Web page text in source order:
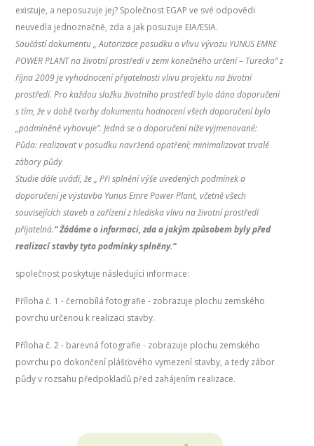
existuje, a neposuzuje jej? Společnost EGAP ve své odpovědi
neuvedla jednoznačně, zda a jak posuzuje EIA/ESIA.
Součástí dokumentu „ Autorizace posudku o vlivu vývozu YUNUS EMRE
POWER PLANT na životní prostředí v zemi konečného určení – Turecko“ z
října 2009 je vyhodnocení přijatelnosti vlivu projektu na životní
prostředí. Pro každou složku životního prostředí bylo dáno doporučení
s tím, že v době tvorby dokumentu hodnocení všech doporučení bylo
„podmíněně vyhovuje“. Jedná se o doporučení níže vyjmenované:
Půda: realizovat v posudku navržená opatření; minimalizovat trvalé
zábory půdy
Studie dále uvádí, že „ Při splnění výše uvedených podmínek a
doporučení je výstavba Yunus Emre Power Plant, včetně všech
souvisejících staveb a zařízení z hlediska vlivu na životní prostředí
přijatelná.“ Žádáme o informaci, zda a jakým způsobem byly před
realizací stavby tyto podmínky splněny.“
společnost poskytuje následující informace:
Příloha č. 1 - černobílá fotografie - zobrazuje plochu zemského
povrchu určenou k realizaci stavby.
Příloha č. 2 - barevná fotografie - zobrazuje plochu zemského
povrchu po dokončení plášťového vymezení stavby, a tedy zábor
půdy v rozsahu předpokladů před zahájením realizace.